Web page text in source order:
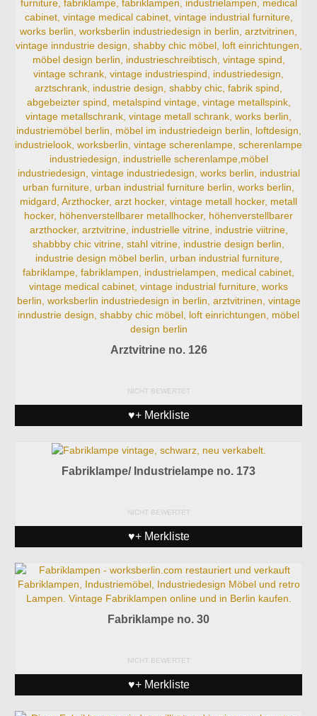
Arztvitrine no. 126
NICHT BEWERTET
♥+ Merkliste
Fabriklampe/ Industrielampe no. 173
NICHT BEWERTET
♥+ Merkliste
Fabriklampe no. 30
NICHT BEWERTET
♥+ Merkliste